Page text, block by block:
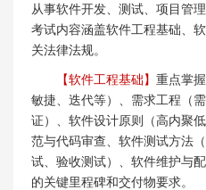
从事软件开发、测试、项目管
考试内容涵盖软件工程基础、
关法律法规。
【软件工程基础】 重点掌
敏捷、迭代等）、需求工程（
证）、软件设计原则（高内聚
范与代码审查、软件测试方法
试、验收测试）、软件维护与
的关键里程碑和交付物要求。